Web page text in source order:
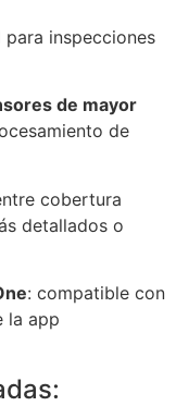
para inspecciones
de mayor
de
cobertura
detallados o
: compatible con
la app